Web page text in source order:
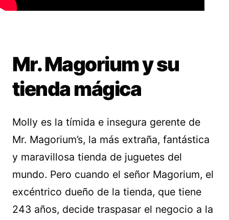
Mr. Magorium y su
tienda mágica
Molly es la tímida e insegura gerente de
Mr. Magorium’s, la más extraña, fantástica
y maravillosa tienda de juguetes del
mundo. Pero cuando el señor Magorium, el
excéntrico dueño de la tienda, que tiene
243 años, decide traspasar el negocio a la